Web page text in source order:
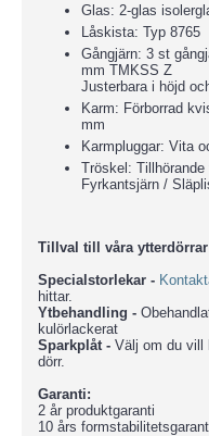
Glas: 2-glas
Låskista: Typ 8765
Gångjärn: 3 st
mm TMKSS Z
Justerbara i höjd
Karm: Förborrad
mm
Karmpluggar: Vita
Tröskel:
Fyrkantsjärn /
Tillval till våra ytterdörrar
Specialstorlekar -
hittar.
Ytbehandling -
kulörlackerat
Sparkplåt - Välj om du vill
dörr.
Garanti:
2 år produktgaranti
10 års